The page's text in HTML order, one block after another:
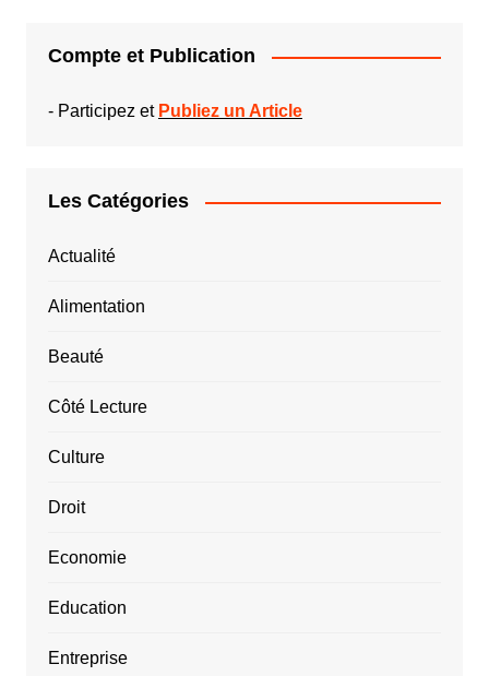
Compte et Publication
- Participez et Publiez un Article
Les Catégories
Actualité
Alimentation
Beauté
Côté Lecture
Culture
Droit
Economie
Education
Entreprise